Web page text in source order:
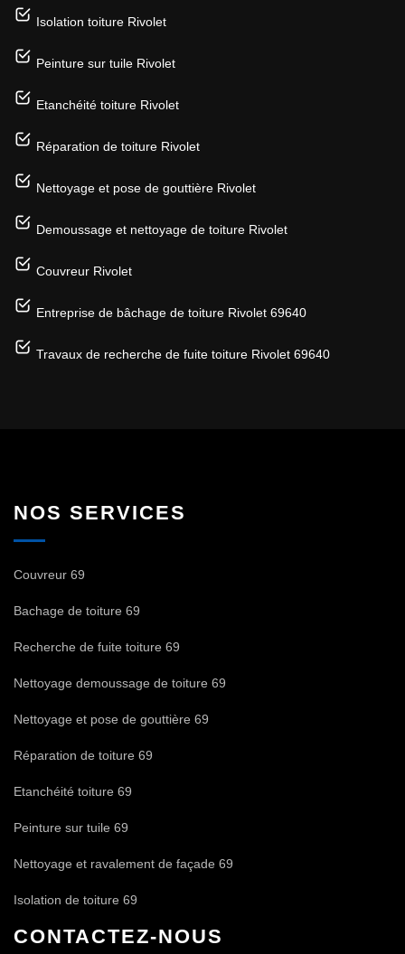
Isolation toiture Rivolet
Peinture sur tuile Rivolet
Etanchéité toiture Rivolet
Réparation de toiture Rivolet
Nettoyage et pose de gouttière Rivolet
Demoussage et nettoyage de toiture Rivolet
Couvreur Rivolet
Entreprise de bâchage de toiture Rivolet 69640
Travaux de recherche de fuite toiture Rivolet 69640
NOS SERVICES
Couvreur 69
Bachage de toiture 69
Recherche de fuite toiture 69
Nettoyage demoussage de toiture 69
Nettoyage et pose de gouttière 69
Réparation de toiture 69
Etanchéité toiture 69
Peinture sur tuile 69
Nettoyage et ravalement de façade 69
Isolation de toiture 69
CONTACTEZ-NOUS